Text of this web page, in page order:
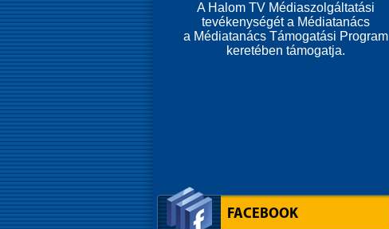
A Halom TV Médiaszolgáltatási
tevékenységét a Médiatanács
a Médiatanács Támogatási Program
keretében támogatja.
FACEBOOK